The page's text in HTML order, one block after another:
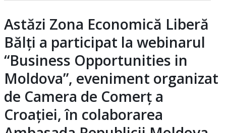
Astăzi Zona Economică Liberă
Bălți a participat la webinarul
“Business Opportunities in
Moldova”, eveniment organizat
de Camera de Comerţ a
Croaţiei, în colaborarea